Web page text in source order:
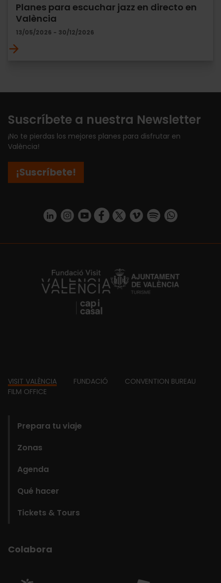
Planes para escuchar jazz en directo en
València
13/05/2026 - 30/12/2026
Suscríbete a nuestra Newsletter
¡No te pierdas los mejores planes para disfrutar en
València!
¡Suscríbete!
https://www.linkedin.com/company/turismo-valencia/mycompany/
https://www.instagram.com/visit_valencia/
https://www.youtube.com/user/
https://www.facebook.com/
https://twitter.com/
https://vimeo.com/
https://https://api.whatsapp.com/
https://fundacion.visitvalencia.com/
Footer
VISIT VALÈNCIA FUNDACIÓ
CONVENTION BUREAU
FILM OFFICE
Prepara tu viaje
Zonas
Agenda
Qué hacer
Tickets & Tours
Colabora